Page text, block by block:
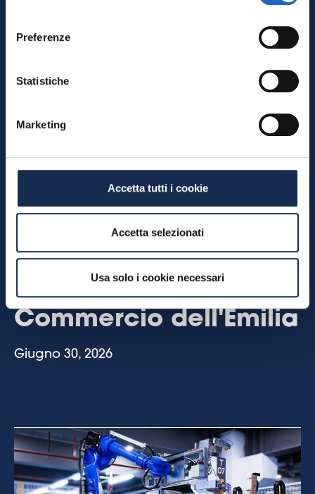
Preferenze
Statistiche
Marketing
Accetta tutti i cookie
Accetta selezionati
Usa solo i cookie necessari
Contributi 2026: i
nuovi bandi della
Camera di
Commercio dell'Emilia
Giugno 30, 2026